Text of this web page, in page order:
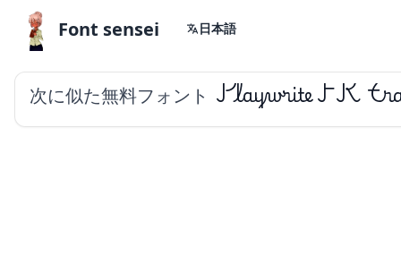
Font sensei 日本語
次に似た無料フォント Playwrite FR